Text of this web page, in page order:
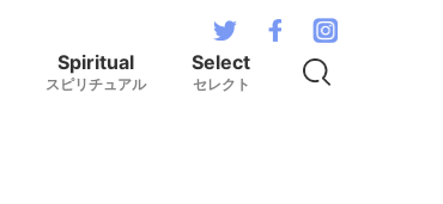
Spiritual
スピリチュアル
Select
セレクト